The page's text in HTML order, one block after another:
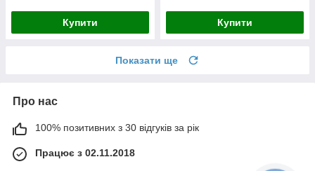
Купити Купити
Показати ще
Про нас
100% позитивних з 30 відгуків за рік
Працює з 02.11.2018